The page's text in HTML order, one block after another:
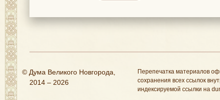
© Дума Великого Новгорода,
2014 – 2026
Перепечатка материалов
сохранения всех ссылок
индексируемой ссылки на